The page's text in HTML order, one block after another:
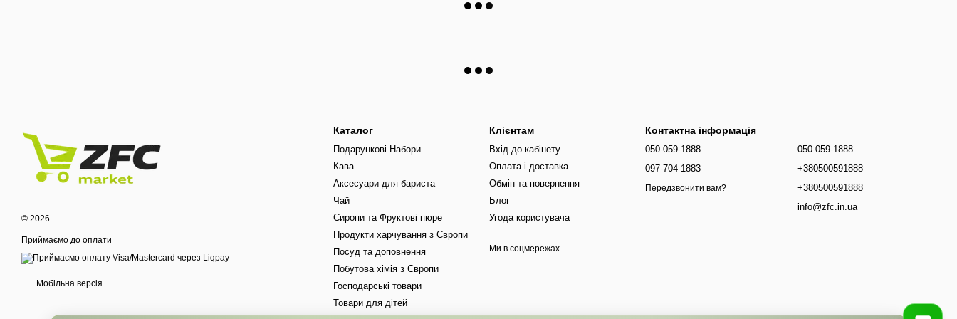
© 2026
Приймаємо до оплати
Мобільна версія
Каталог
Подарункові Набори
Кава
Аксесуари для бариста
Чай
Сиропи та Фруктові пюре
Продукти харчування з Європи
Посуд та доповнення
Побутова хімія з Європи
Господарські товари
Товари для дітей
Клієнтам
Вхід до кабінету
Оплата і доставка
Обмін та повернення
Блог
Угода користувача
Ми в соцмережах
Контактна інформація
050-059-1888
097-704-1883
Передзвонити вам?
050-059-1888
+380500591888
+380500591888
info@zfc.in.ua